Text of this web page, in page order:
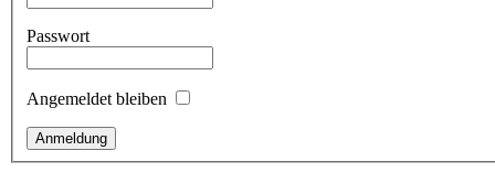
Passwort
Angemeldet bleiben